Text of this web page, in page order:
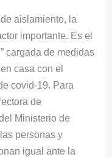
aislamiento, la
importante. Es el
cargada de medidas
casa con el
covid-19. Para
de
Ministerio de
personas y
igual ante la